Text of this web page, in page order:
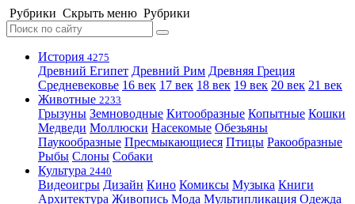
Рубрики Скрыть меню Рубрики
История 4275
Древний Египет Древний Рим Древняя Греция
Средневековье 16 век 17 век 18 век 19 век 20 век 21 век
Животные 2233
Грызуны Земноводные Китообразные Копытные Кошки
Медведи Моллюски Насекомые Обезьяны
Паукообразные Пресмыкающиеся Птицы Ракообразные
Рыбы Слоны Собаки
Культура 2440
Видеоигры Дизайн Кино Комиксы Музыка Книги
Архитектура Живопись Мода Мультипликация Одежда